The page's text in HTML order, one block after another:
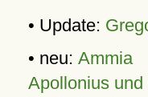
• Update:
• neu: Ammia
Apollonius und